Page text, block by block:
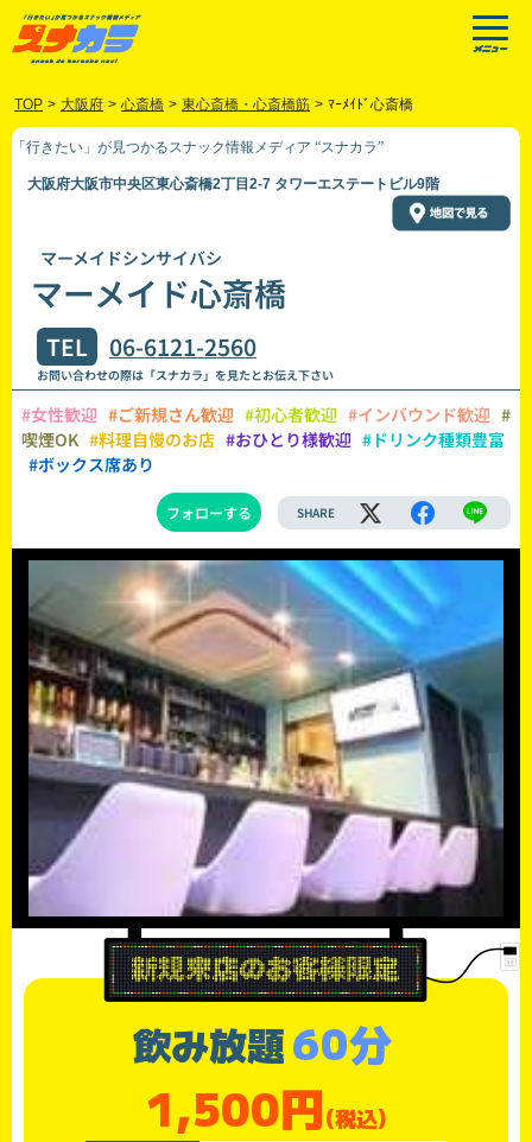
TOP > 大阪府 > 心斎橋 > 東心斎橋・心斎橋筋 > ﾏｰﾒｲﾄﾞ心斎橋
「行きたい」が見つかるスナック情報メディア “スナカラ”
大阪府大阪市中央区東心斎橋2丁目2-7 タワーエステートビル9階
マーメイドシンサイバシ
マーメイド心斎橋
TEL 06-6121-2560
お問い合わせの際は「スナカラ」を見たとお伝え下さい
#女性歓迎 #ご新規さん歓迎 #初心者歓迎 #インバウンド歓迎 #
喫煙OK #料理自慢のお店 #おひとり様歓迎 #ドリンク種類豊富
#ボックス席あり
フォローする SHARE
飲み放題60分
1,500円(税込)